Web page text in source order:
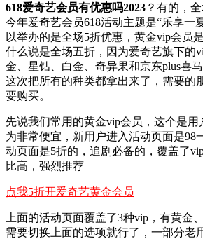
618爱奇艺会员有优惠吗2023 ？有的，
今年爱奇艺会员618活动主题是“乐享一
以举办的是全场5折优惠，黄金vip会员
什么说是全场五折，因为爱奇艺旗下的
金、星钻、白金、奇异果和京东plus喜
这次把所有的种类都拿出来了，需要的
要购买。
先说我们常用的黄金vip会员，这个是用
为非常便宜，新用户进入活动页面是98
动页面是5折的，追剧必备的，覆盖了
比高，强烈推荐
点我5折开爱奇艺黄金会员
上面的活动页面覆盖了3种vip，有黄金
需要切换上面的选项就行了，一部分老